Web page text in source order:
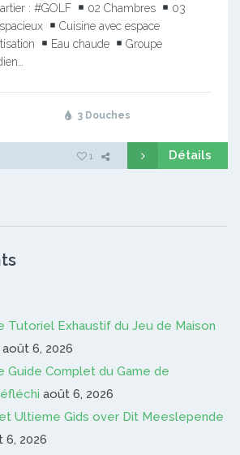
: #GOLF
02 Chambres
03
Cuisine avec espace
Eau chaude
Groupe
3 Douches
1 Détails
Tutoriel Exhaustif du Jeu de Maison
août 6, 2026
Guide Complet du Game de
août 6, 2026
Ultieme Gids over Dit Meeslepende
6, 2026